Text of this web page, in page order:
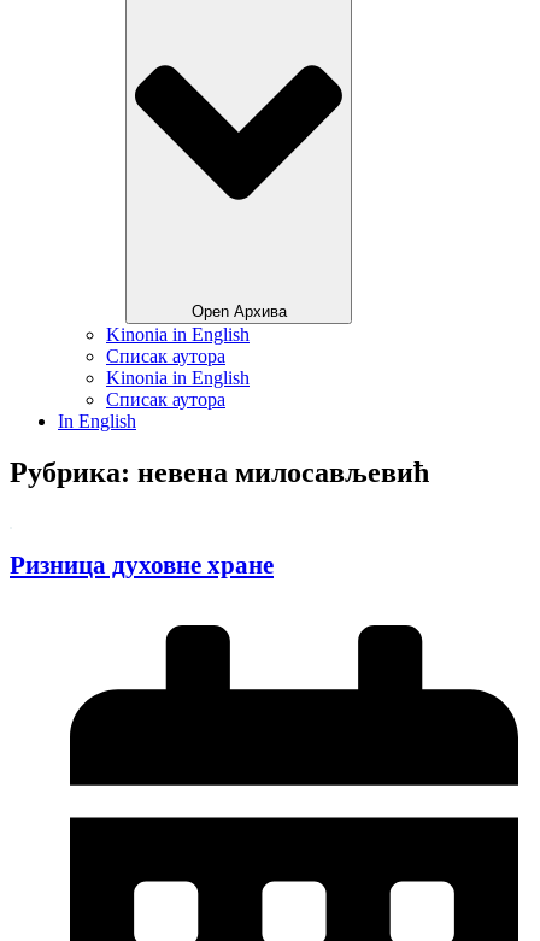
Open Архива
Kinonia in English
Списак аутора
Kinonia in English
Списак аутора
In English
Рубрика: невена милосављевић
Ризница духовне хране